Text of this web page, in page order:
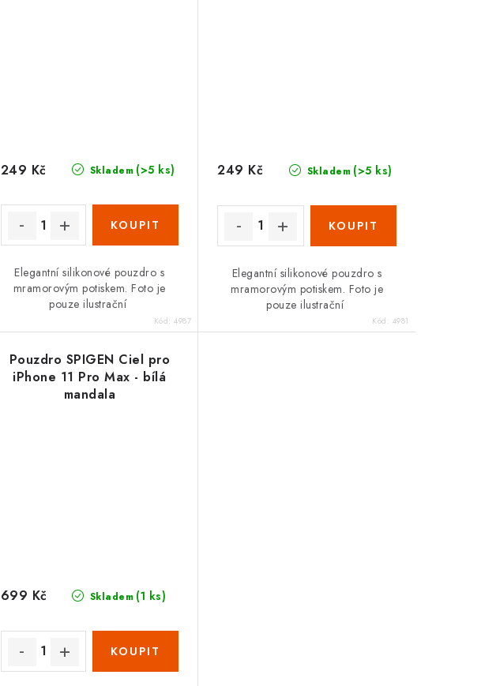
Skladem (>5 ks)
249 Kč
Elegantní silikonové pouzdro s
mramorovým potiskem. Foto je
pouze ilustrační
Kód:4987
Skladem (>5 ks)
249 Kč
Elegantní silikonové pouzdro s
mramorovým potiskem. Foto je
pouze ilustrační
Kód: 4981
Pouzdro SPIGEN Ciel pro
iPhone 11 Pro Max - bílá
mandala
Skladem (1 ks)
699 Kč